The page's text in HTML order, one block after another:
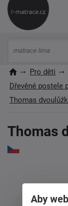
Pro děti
Dřevěné postele
Thomas
Thomas
Aby